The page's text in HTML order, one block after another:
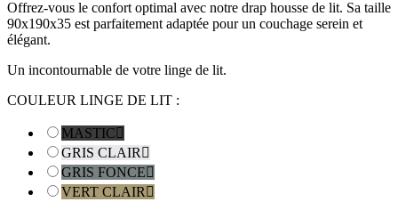
Offrez-vous le confort optimal avec notre drap housse de lit. Sa taille
90x190x35 est parfaitement adaptée pour un couchage serein et
élégant.
Un incontournable de votre linge de lit.
COULEUR LINGE DE LIT :
MASTIC
GRIS CLAIR 
GRIS FONCE
VERT CLAIR 